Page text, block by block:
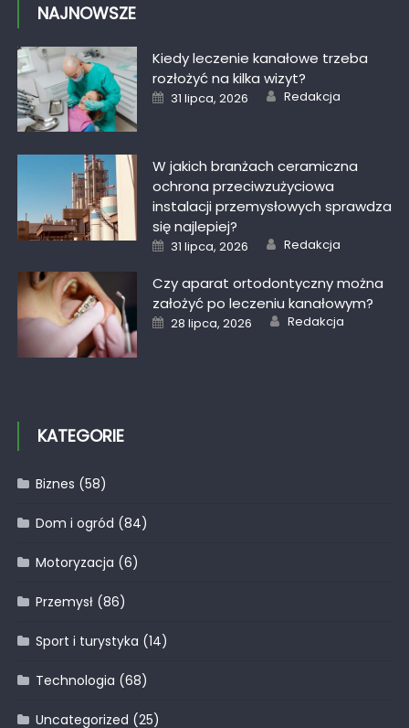
NAJNOWSZE
Kiedy leczenie kanałowe trzeba
rozłożyć na kilka wizyt?
Posted
on
31 lipca, 2026 Author
Redakcja
W jakich branżach ceramiczna
ochrona przeciwzużyciowa
instalacji przemysłowych sprawdza
się najlepiej?
Posted
on
31 lipca, 2026 Author
Redakcja
Czy aparat ortodontyczny można
założyć po leczeniu kanałowym?
Posted
on
28 lipca, 2026 Author
Redakcja
KATEGORIE
Biznes (58)
Dom i ogród (84)
Motoryzacja (6)
Przemysł(86)
Sport i turystyka (14)
Technologia (68)
Uncategorized (25)